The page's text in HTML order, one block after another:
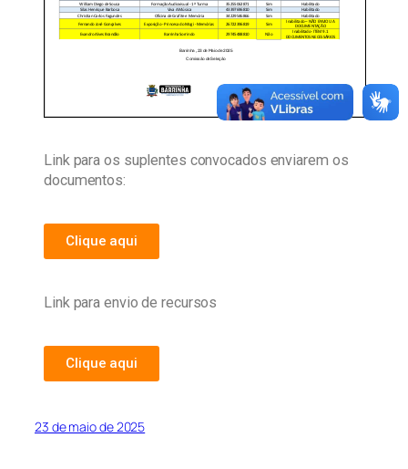
Link para os suplentes convocados enviarem os
documentos:
Clique aqui
Link para envio de recursos
Clique aqui
23 de maio de 2025